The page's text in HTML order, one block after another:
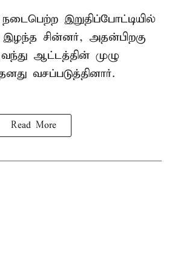
இறுதிப்போட்டியில்
சின்னர், அதன்பிறகு
ஆட்டத்தின் முழு
வசப்படுத்தினார்.
Read More